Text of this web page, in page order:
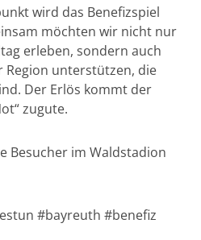
wird das Benefizspiel
möchten wir nicht nur
erleben, sondern auch
Region unterstützen, die
Der Erlös kommt der
zugute.
Besucher im Waldstadion
#bayreuth #benefiz